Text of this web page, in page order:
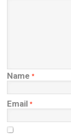
Name *
Email *